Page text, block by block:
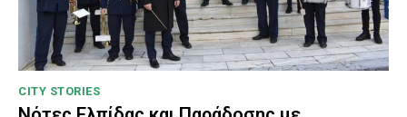
CITY STORIES